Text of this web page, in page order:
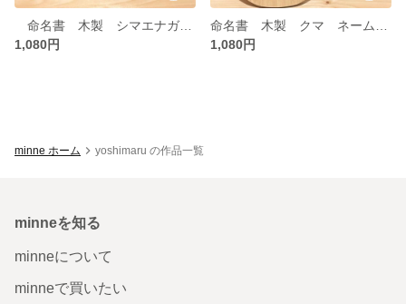
命名書 木製 シマエナガ ネームプレート 記念
1,080円
1,080円
minne ホーム yoshimaru の作品一覧
minneを知る
minneについて
minneで買いたい